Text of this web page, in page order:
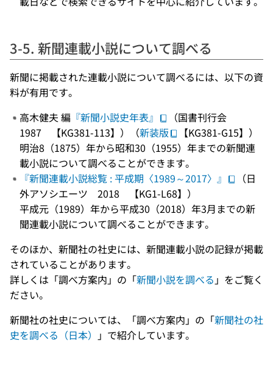
3-5. 新聞連載小説について調べる
新聞に掲載された連載小説について調べるには、以下の資
料が有用です。
高木健夫 編 『新聞小説史年表』
（国書刊行会
1987 【KG381-113】）（新装版
【KG381-G15】）
明治8（1875）年から昭和30（1955）年までの新聞連
載小説について調べることができます。
『新聞連載小説総覧 : 平成期〈1989～2017〉』
（日
外アソシエーツ 2018 【KG1-L68】）
平成元（1989）年から平成30（2018）年3月までの新
聞連載小説について調べることができます。
そのほか、新聞社の社史には、新聞連載小説の記録が掲載
されていることがあります。
詳しくは「調べ方案内」の「新聞小説を調べる 」をご覧く
ださい。
新聞社の社史については、「調べ方案内」の「新聞社の社
史を調べる（日本）
」で紹介しています。